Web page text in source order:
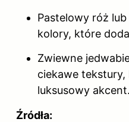
Pastelowy róż
kolory, które
Zwiewne
ciekawe
luksusowy akcent.
Źródła: